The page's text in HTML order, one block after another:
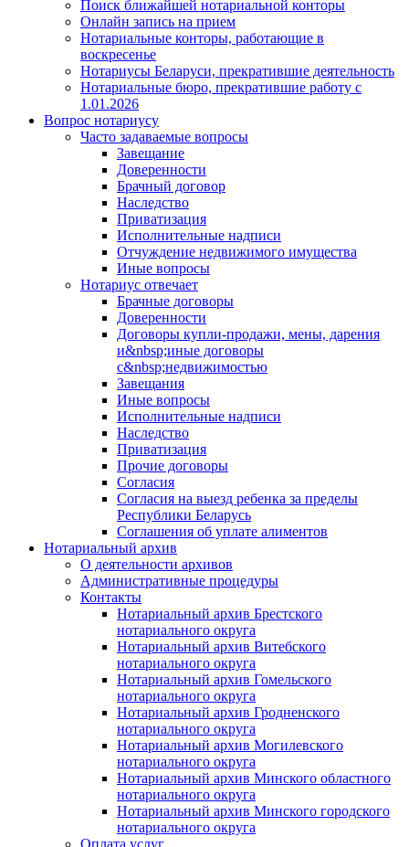
Поиск ближайшей нотариальной конторы
Онлайн запись на прием
Нотариальные конторы, работающие в
воскресенье
Нотариусы Беларуси, прекратившие деятельность
Нотариальные бюро, прекратившие работу с
1.01.2026
Вопрос нотариусу
Часто задаваемые вопросы
Завещание
Доверенности
Брачный договор
Наследство
Приватизация
Исполнительные надписи
Отчуждение недвижимого имущества
Иные вопросы
Нотариус отвечает
Брачные договоры
Доверенности
Договоры купли-продажи, мены, дарения
и&nbsp;иные договоры
с&nbsp;недвижимостью
Завещания
Иные вопросы
Исполнительные надписи
Наследство
Приватизация
Прочие договоры
Согласия
Согласия на выезд ребенка за пределы
Республики Беларусь
Соглашения об уплате алиментов
Нотариальный архив
О деятельности архивов
Административные процедуры
Контакты
Нотариальный архив Брестского
нотариального округа
Нотариальный архив Витебского
нотариального округа
Нотариальный архив Гомельского
нотариального округа
Нотариальный архив Гродненского
нотариального округа
Нотариальный архив Могилевского
нотариального округа
Нотариальный архив Минского областного
нотариального округа
Нотариальный архив Минского городского
нотариального округа